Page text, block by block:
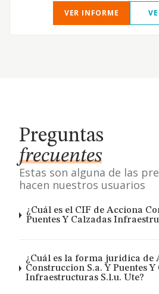
VER INFORME
Preguntas
frecuentes
Estas son alguna de las
hacen nuestros usuarios
¿Cuál es el CIF de Acciona
Puentes Y Calzadas
¿Cuál es la forma jurídica de
Construccion S.a. Y Puentes Y
Infraestructuras S.l.u. Ute?